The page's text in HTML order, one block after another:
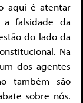
aqui é atentar
a falsidade da
do lado da
Na
dos agentes
também são
sobre nós.